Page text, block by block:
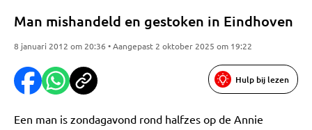
Man mishandeld en gestoken in Eindhoven
8 januari 2012 om 20:36 • Aangepast 2 oktober 2025 om 19:22
Hulp bij lezen
Een man is zondagavond rond halfzes op de Annie